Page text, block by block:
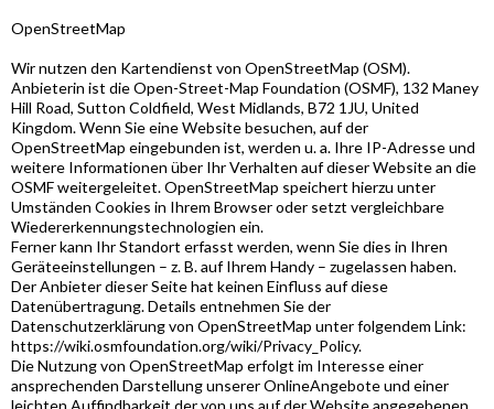
OpenStreetMap
Wir nutzen den Kartendienst von OpenStreetMap (OSM).
Anbieterin ist die Open-Street-Map Foundation (OSMF), 132 Maney
Hill Road, Sutton Coldfield, West Midlands, B72 1JU, United
Kingdom. Wenn Sie eine Website besuchen, auf der
OpenStreetMap eingebunden ist, werden u. a. Ihre IP-Adresse und
weitere Informationen über Ihr Verhalten auf dieser Website an die
OSMF weitergeleitet. OpenStreetMap speichert hierzu unter
Umständen Cookies in Ihrem Browser oder setzt vergleichbare
Wiedererkennungstechnologien ein.
Ferner kann Ihr Standort erfasst werden, wenn Sie dies in Ihren
Geräteeinstellungen – z. B. auf Ihrem Handy – zugelassen haben.
Der Anbieter dieser Seite hat keinen Einfluss auf diese
Datenübertragung. Details entnehmen Sie der
Datenschutzerklärung von OpenStreetMap unter folgendem Link:
https://wiki.osmfoundation.org/wiki/Privacy_Policy.
Die Nutzung von OpenStreetMap erfolgt im Interesse einer
ansprechenden Darstellung unserer OnlineAngebote und einer